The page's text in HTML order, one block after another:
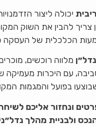
יכולה ליצור
צריך להבין את השוק
הכלכלית של העסקה
מלווה רוכשים,
עם היכרות מעמיקה
בפועל והמגמות
ונחזור אליכם
ולבניית מהלך